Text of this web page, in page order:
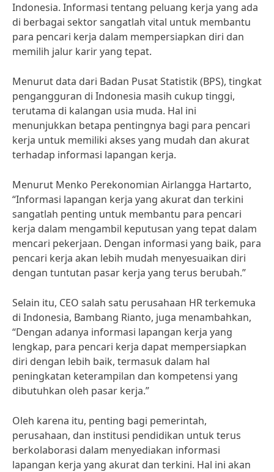
Indonesia. Informasi tentang peluang kerja yang ada
di berbagai sektor sangatlah vital untuk membantu
para pencari kerja dalam mempersiapkan diri dan
memilih jalur karir yang tepat.
Menurut data dari Badan Pusat Statistik (BPS), tingkat
pengangguran di Indonesia masih cukup tinggi,
terutama di kalangan usia muda. Hal ini
menunjukkan betapa pentingnya bagi para pencari
kerja untuk memiliki akses yang mudah dan akurat
terhadap informasi lapangan kerja.
Menurut Menko Perekonomian Airlangga Hartarto,
“Informasi lapangan kerja yang akurat dan terkini
sangatlah penting untuk membantu para pencari
kerja dalam mengambil keputusan yang tepat dalam
mencari pekerjaan. Dengan informasi yang baik, para
pencari kerja akan lebih mudah menyesuaikan diri
dengan tuntutan pasar kerja yang terus berubah.”
Selain itu, CEO salah satu perusahaan HR terkemuka
di Indonesia, Bambang Rianto, juga menambahkan,
“Dengan adanya informasi lapangan kerja yang
lengkap, para pencari kerja dapat mempersiapkan
diri dengan lebih baik, termasuk dalam hal
peningkatan keterampilan dan kompetensi yang
dibutuhkan oleh pasar kerja.”
Oleh karena itu, penting bagi pemerintah,
perusahaan, dan institusi pendidikan untuk terus
berkolaborasi dalam menyediakan informasi
lapangan kerja yang akurat dan terkini. Hal ini akan